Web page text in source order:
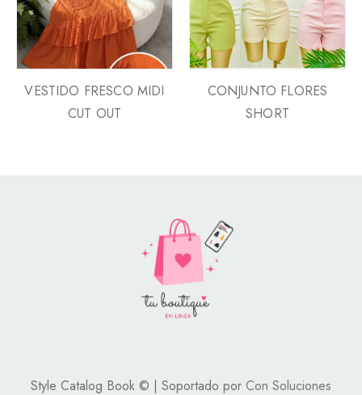
VESTIDO FRESCO MIDI
CUT OUT
CONJUNTO FLORES
SHORT
Style Catalog Book © | Soportado por Con Soluciones